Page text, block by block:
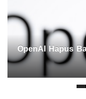
OpenAI Hapus